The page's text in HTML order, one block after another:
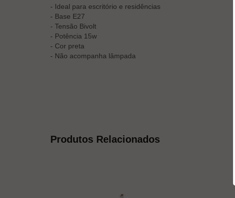
- Ideal para escritório e residências
- Base E27
- Tensão Bivolt
- Potência 15w
- Cor preta
- Não acompanha lâmpada
Produtos Relacionados